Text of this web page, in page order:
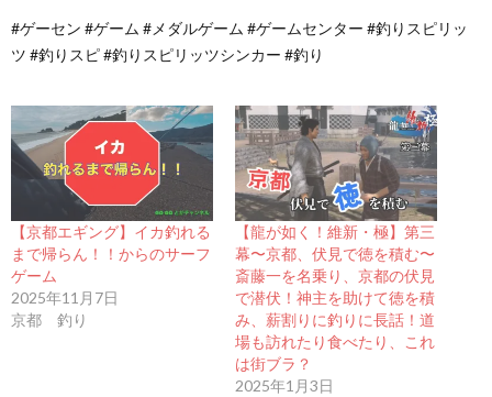
#ゲーセン #ゲーム #メダルゲーム #ゲームセンター #釣りスピリッ
ツ #釣りスピ #釣りスピリッツシンカー #釣り
【京都エギング】イカ釣れる
まで帰らん！！からのサーフ
ゲーム
2025年11月7日
京都 釣り
【龍が如く！維新・極】第三
幕〜京都、伏見で徳を積む〜
斎藤一を名乗り、京都の伏見
で潜伏！神主を助けて徳を積
み、薪割りに釣りに長話！道
場も訪れたり食べたり、これ
は街ブラ？
2025年1月3日